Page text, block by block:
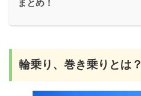
まとめ！
輪乗り、巻き乗りとは？